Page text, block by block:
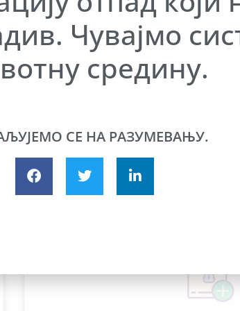
ПРАВНА РЕГУЛАТИВА
И
ПРОЧИТАЈ ВИШЕ
и
Чувајмо
средину.
СЕ НА РАЗУМЕВАЊУ.